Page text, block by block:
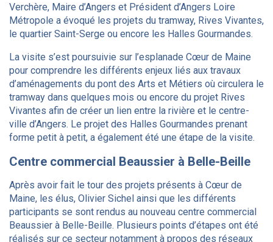
Verchère, Maire d’Angers et Président d’Angers Loire
Métropole a évoqué les projets du tramway, Rives Vivantes,
le quartier Saint-Serge ou encore les Halles Gourmandes.
La visite s’est poursuivie sur l’esplanade Cœur de Maine
pour comprendre les différents enjeux liés aux travaux
d’aménagements du pont des Arts et Métiers où circulera le
tramway dans quelques mois ou encore du projet Rives
Vivantes afin de créer un lien entre la rivière et le centre-
ville d’Angers. Le projet des Halles Gourmandes prenant
forme petit à petit, a également été une étape de la visite.
Centre commercial Beaussier à Belle-Beille
Après avoir fait le tour des projets présents à Cœur de
Maine, les élus, Olivier Sichel ainsi que les différents
participants se sont rendus au nouveau centre commercial
Beaussier à Belle-Beille. Plusieurs points d’étapes ont été
réalisés sur ce secteur notamment à propos des réseaux